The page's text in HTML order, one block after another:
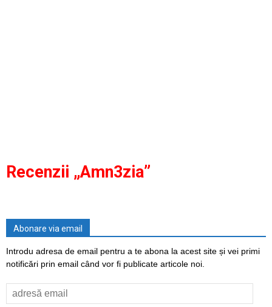
Recenzii „Amn3zia”
Abonare via email
Introdu adresa de email pentru a te abona la acest site și vei primi
notificări prin email când vor fi publicate articole noi.
adresă
email